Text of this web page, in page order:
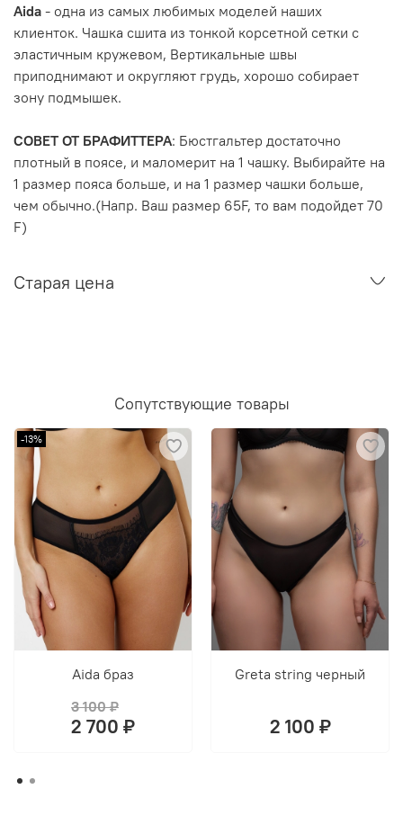
Aida - одна из самых любимых моделей наших
клиенток. Чашка сшита из тонкой корсетной сетки с
эластичным кружевом, Вертикальные швы
приподнимают и округляют грудь, хорошо собирает
зону подмышек.
СОВЕТ ОТ БРАФИТТЕРА: Бюстгальтер достаточно
плотный в поясе, и маломерит на 1 чашку. Выбирайте на
1 размер пояса больше, и на 1 размер чашки больше,
чем обычно.(Напр. Ваш размер 65F, то вам подойдет 70
F)
Старая цена
Сопутствующие товары
-13%
Aida браз
3 100 ₽
2 700 ₽
Greta string черный
2 100 ₽